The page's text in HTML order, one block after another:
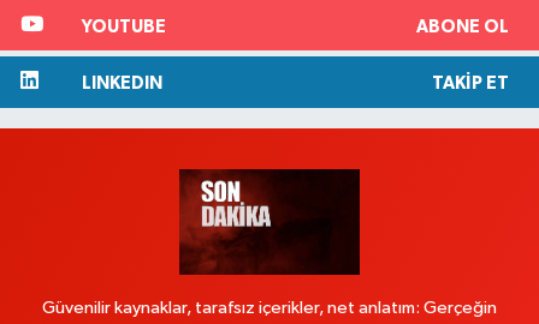
YOUTUBE ABONE OL
LINKEDIN TAKIP ET
Güvenilir kaynaklar, tarafsız içerikler, net anlatım: Gerçeğin